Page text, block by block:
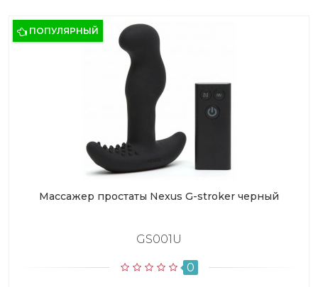
ПОПУЛЯРНЫЙ
Массажер простаты Nexus G-stroker черный
GS001U
0